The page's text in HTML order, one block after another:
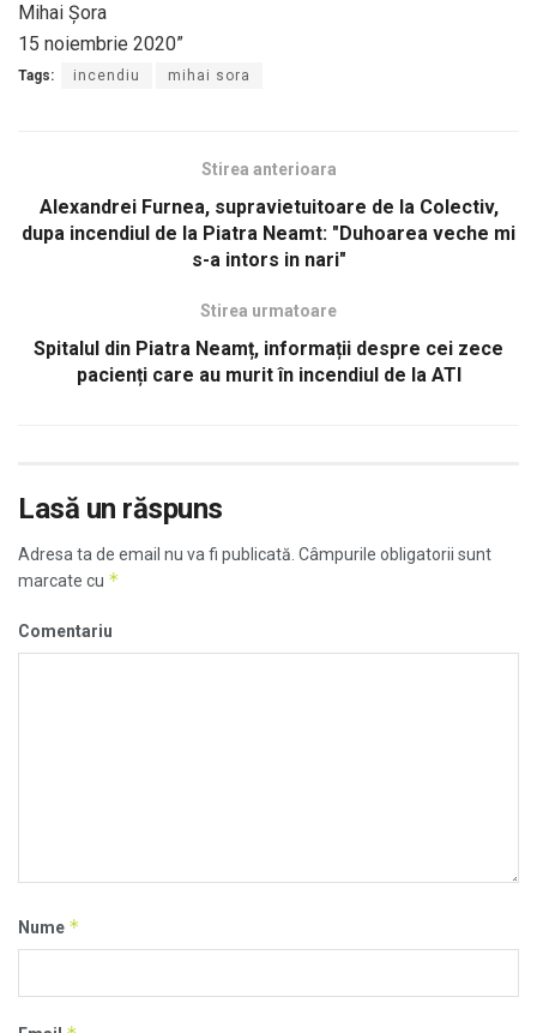
Mihai Șora
15 noiembrie 2020”
Tags: incendiu mihai sora
Stirea anterioara
Alexandrei Furnea, supravietuitoare de la Colectiv,
dupa incendiul de la Piatra Neamt: "Duhoarea veche mi
s-a intors in nari"
Stirea urmatoare
Spitalul din Piatra Neamț, informații despre cei zece
pacienți care au murit în incendiul de la ATI
Lasă un răspuns
Adresa ta de email nu va fi publicată. Câmpurile obligatorii sunt
marcate cu *
Comentariu
Nume *